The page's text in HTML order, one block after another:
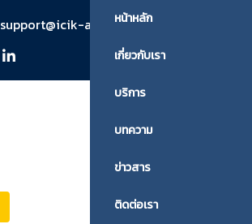
support@icik-academy.com
หน้าหลัก
เกี่ยวกับเรา
บริการ
บทความ
ข่าวสาร
ติดต่อเรา